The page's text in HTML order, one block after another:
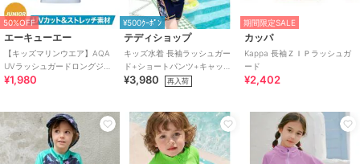
50%OFF
エーキューエー
【キッズマリンウエア】AQA
UVラッシュガードロングジュ
ニア KW-4634
¥1,980
¥500ｸｰﾎﾟﾝ
テディショップ
キッズ水着 長袖ラッシュガー
ド+ショートパンツ+キャップ
3点セット
¥3,980 再入荷
期間限定SALE
カッパ
Kappa 長袖ＺＩＰラッシュガ
ード
¥2,402